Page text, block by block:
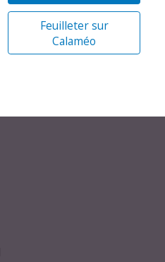
Feuilleter sur
Calaméo